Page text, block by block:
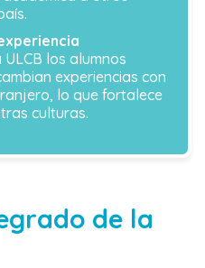
ULCB los alumnos
experiencias con
lo que fortalece
culturas.
de la